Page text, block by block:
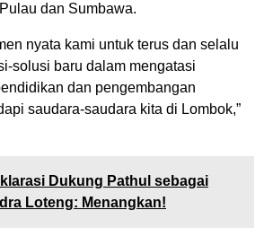
dan Sumbawa.
nyata kami untuk terus dan selalu
solusi baru dalam mengatasi
dan pengembangan
saudara-saudara kita di Lombok,”
Dukung Pathul sebagai
Loteng: Menangkan!